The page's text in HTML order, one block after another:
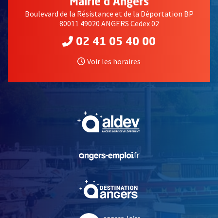
Mairie d'Angers
Boulevard de la Résistance et de la Déportation BP
80011 49020 ANGERS Cedex 02
02 41 05 40 00
Voir les horaires
, Ouvre une nouvelle